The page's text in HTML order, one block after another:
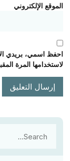
الموقع الإلكتروني
احفظ اسمي، بريدي
لاستخدامها المرة